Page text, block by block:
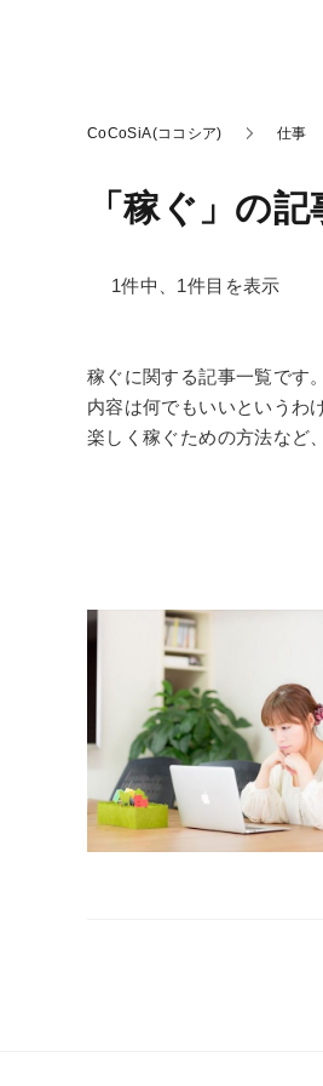
CoCoSiA(ココシア) 仕事
「稼ぐ」の
1件中、1件目を表示
稼ぐに関する記事一覧です
内容は何でもいいというわ
楽しく稼ぐための方法など